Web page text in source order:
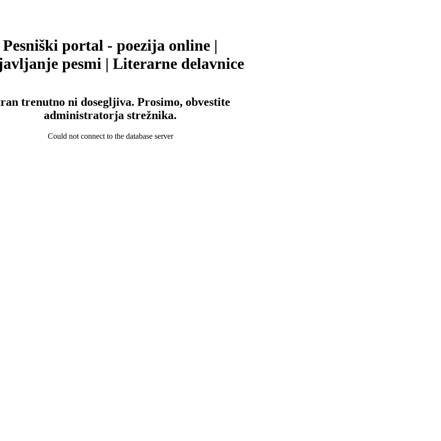
Pesniški portal - poezija online |
pesmi | Literarne delavnice
trenutno ni dosegljiva. Prosimo, obvestite
administratorja strežnika.
Could not connect to the database server